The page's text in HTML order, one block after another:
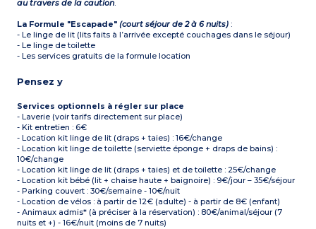
au travers de la caution.
La Formule "Escapade"(court séjour de 2 à 6 nuits) :
- Le linge de lit (lits faits à l’arrivée excepté couchages dans le séjour)
- Le linge de toilette
- Les services gratuits de la formule location
Pensez y
Services optionnels à régler sur place
- Laverie (voir tarifs directement sur place)
- Kit entretien : 6€
- Location kit linge de lit (draps + taies) : 16€/change
- Location kit linge de toilette (serviette éponge + draps de bains) :
10€/change
- Location kit linge de lit (draps + taies) et de toilette : 25€/change
- Location kit bébé (lit + chaise haute + baignoire) : 9€/jour – 35€/séjour
- Parking couvert : 30€/semaine - 10€/nuit
- Location de vélos : à partir de 12€ (adulte) - à partir de 8€ (enfant)
- Animaux admis* (à préciser à la réservation) : 80€/animal/séjour (7
nuits et +) - 16€/nuit (moins de 7 nuits)